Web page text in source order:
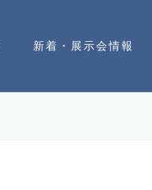
新着・展示会情報